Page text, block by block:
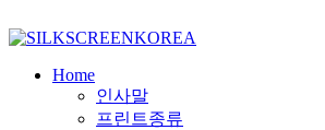
Home
인사말
프린트종류